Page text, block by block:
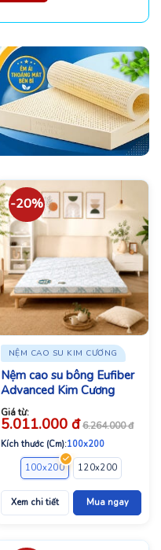
180x200 200x200
-20%
NỆM CAO SU KIM CƯƠNG
Nệm cao su bông Eufiber
Advanced Kim Cương
Giá từ:
5.011.000 đ 6.264.000đ
Kích thước (Cm):100x200
100x200
120x200
Xem chi tiết Mua ngay